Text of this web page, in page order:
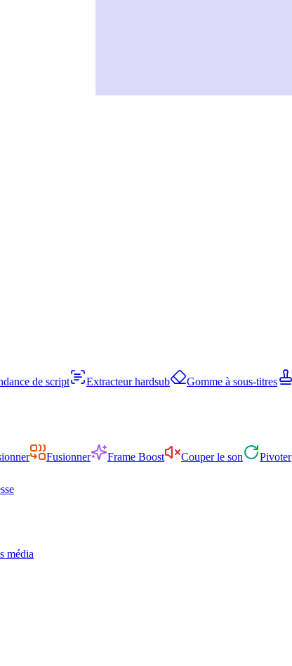
de script Extracteur hardsub Gomme à sous-titres
Fusionner Frame Boost Couper le son Pivoter
média